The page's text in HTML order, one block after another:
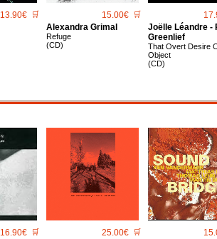
13.90€ 🛒 15.00€ 🛒
Alexandra Grimal
Refuge
(CD)
Joëlle Léandre -
Greenlief
That Overt Desire
Object
(CD)
16.90€ 🛒 25.00€ 🛒